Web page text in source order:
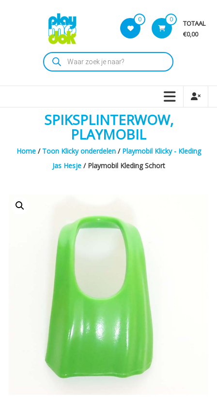
Playmodok
Tweedehands
dromen
voor
iedereen
0 0 TOTAAL
€0,00
Producten
zoeken
SPIKSPLINTERWOW,
PLAYMOBIL
Home/ Toon Klicky onderdelen/ Playmobil Klicky - Kleding
Jas Hesje/ Playmobil Kleding Schort